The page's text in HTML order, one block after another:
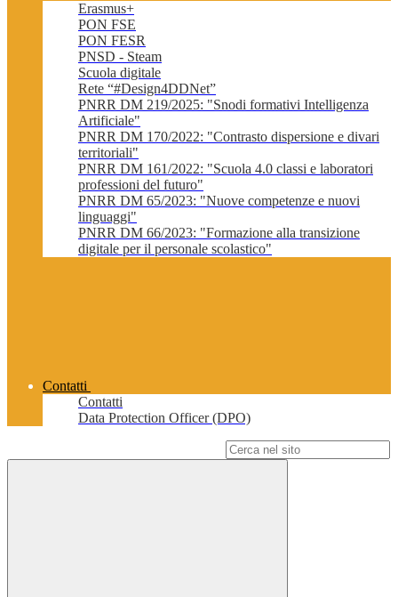
Erasmus+
PON FSE
PON FESR
PNSD - Steam
Scuola digitale
Rete “#Design4DDNet”
PNRR DM 219/2025: "Snodi formativi Intelligenza
Artificiale"
PNRR DM 170/2022: "Contrasto dispersione e divari
territoriali"
PNRR DM 161/2022: "Scuola 4.0 classi e laboratori
professioni del futuro"
PNRR DM 65/2023: "Nuove competenze e nuovi
linguaggi"
PNRR DM 66/2023: "Formazione alla transizione
digitale per il personale scolastico"
Contatti
Contatti
Data Protection Officer (DPO)